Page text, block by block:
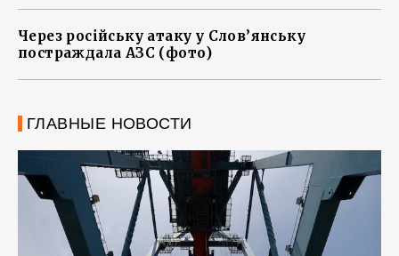
Через російську атаку у Слов’янську
постраждала АЗС (фото)
ГЛАВНЫЕ НОВОСТИ